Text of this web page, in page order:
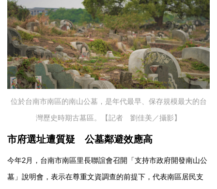
位於台南市南區的南山公墓，是年代最早、保存規模最大的台
灣歷史時期古墓區。【記者 劉佳美／攝影】
市府選址遭質疑 公墓鄰避效應高
今年2月，台南市南區里長聯誼會召開「支持市政府開發南山公
墓」說明會，表示在尊重文資調查的前提下，代表南區居民支